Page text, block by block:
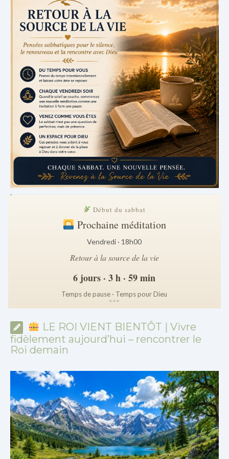
.
Début du sabbat
Prochaine méditation
Vendredi · 18h00
Retour à la source de la vie
6 jours · 3 h · 59 min
Temps de pause · Temps pour Dieu
***
LE ROI VIENT BIENTÔT | Vivre
fidèlement aujourd’hui – rencontrer le
Roi demain